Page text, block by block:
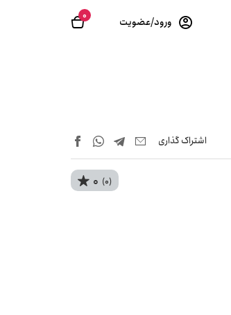
0 ورود/عضویت
اشتراک‌ گذاری
0 (0)